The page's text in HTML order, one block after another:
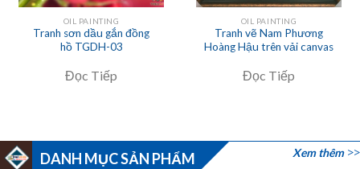
OIL PAINTING
Tranh sơn dầu gắn đồng
hồ TGDH-03
Đọc Tiếp
OIL PAINTING
Tranh vẽ Nam Phương
Hoàng Hậu trên vải canvas
Đọc Tiếp
DANH MỤC SẢN PHẨM Xem thêm